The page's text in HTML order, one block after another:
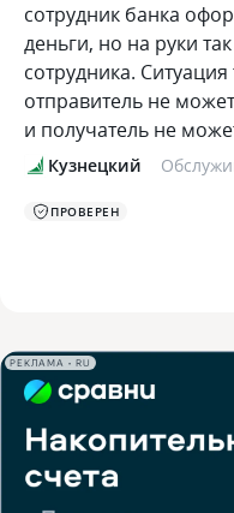
сотрудник банка
деньги, но на руки
сотрудника.
отправитель не
и получатель не
Кузнецкий
ПРОВЕРЕН
РЕКЛАМА • RU